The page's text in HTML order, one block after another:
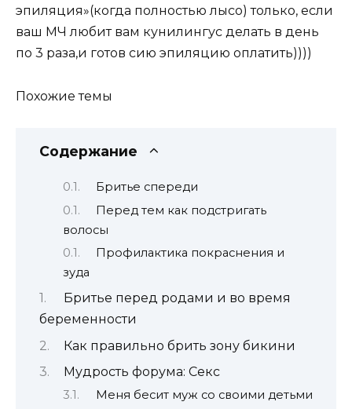
эпиляция»(когда полностью лысо) только, если
ваш МЧ любит вам кунилингус делать в день
по 3 раза,и готов сию эпиляцию оплатить))))
Похожие темы
Содержание
Бритье спереди
Перед тем как подстригать
волосы
Профилактика покраснения и
зуда
Бритье перед родами и во время
беременности
Как правильно брить зону бикини
Мудрость форума: Секс
Меня бесит муж со своими детьми